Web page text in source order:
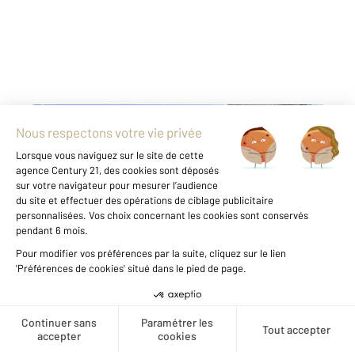
Créer une alerte
DOSNON 10
176,98 m2, 5 pièces
Ref : 70971
Maison à vendre
195 000 €
Nichée au cœur de Dosnon, Century 21
Martinot vous propose cette maison de 170m².
Elle vous accueille dès l'entrée sur un
véritable espace de vie où chaque moment se
partage. Vous bénéficiez d ...